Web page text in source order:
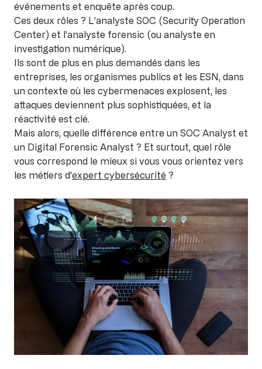
événements et enquête après coup.
Ces deux rôles ? L’analyste SOC (Security Operation
Center) et l’analyste forensic (ou analyste en
investigation numérique).
Ils sont de plus en plus demandés dans les
entreprises, les organismes publics et les ESN, dans
un contexte où les cybermenaces explosent, les
attaques deviennent plus sophistiquées, et la
réactivité est clé.
Mais alors, quelle différence entre un SOC Analyst et
un Digital Forensic Analyst ? Et surtout, quel rôle
vous correspond le mieux si vous vous orientez vers
les métiers d'expert cybersécurité ?